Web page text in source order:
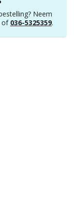
Neem
of 036-5325359.